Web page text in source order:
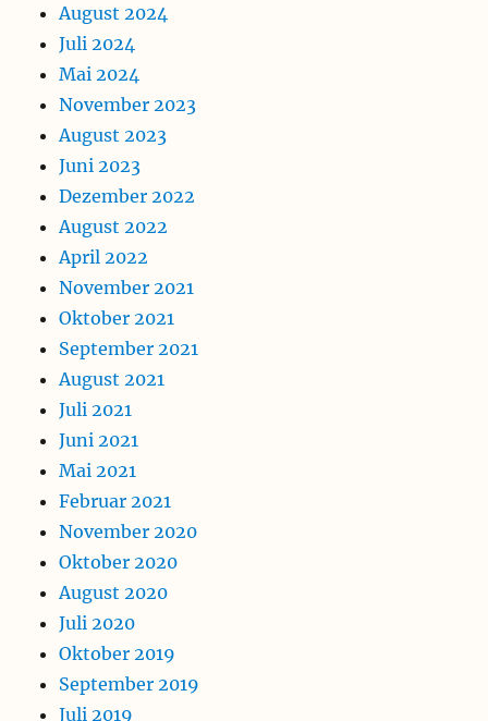
August 2024
Juli 2024
Mai 2024
November 2023
August 2023
Juni 2023
Dezember 2022
August 2022
April 2022
November 2021
Oktober 2021
September 2021
August 2021
Juli 2021
Juni 2021
Mai 2021
Februar 2021
November 2020
Oktober 2020
August 2020
Juli 2020
Oktober 2019
September 2019
Juli 2019